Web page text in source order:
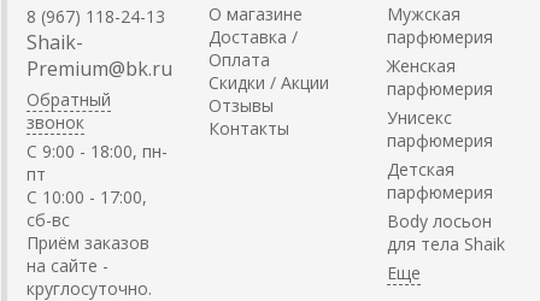
8 (967) 118-24-13
Shaik-
Premium@bk.ru
Обратный
звонок
C 9:00 - 18:00, пн-
пт
С 10:00 - 17:00,
сб-вс
Приём заказов
на сайте -
круглосуточно.
О магазине
Доставка /
Оплата
Скидки / Акции
Отзывы
Контакты
Мужская
парфюмерия
Женская
парфюмерия
Унисекс
парфюмерия
Детская
парфюмерия
Body лосьон
для тела Shaik